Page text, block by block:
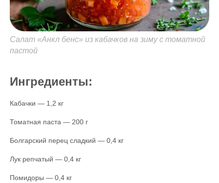
Салат «Анкл бенс» из кабачков на зиму с томатной
пастой
Ингредиенты:
Кабачки — 1,2 кг
Томатная паста — 200 г
Болгарский перец сладкий — 0,4 кг
Лук репчатый — 0,4 кг
Помидоры — 0,4 кг